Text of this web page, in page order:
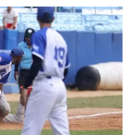
sexual de 37